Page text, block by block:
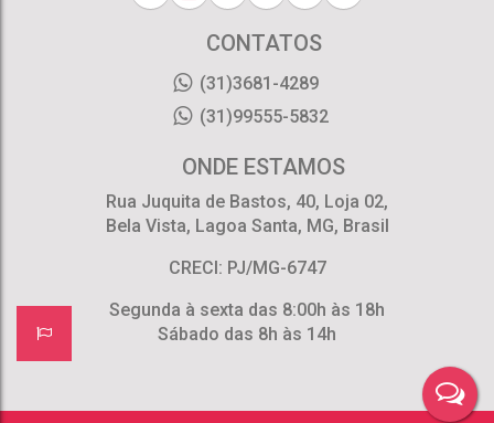
CONTATOS
(31)3681-4289
(31)99555-5832
ONDE ESTAMOS
Rua Juquita de Bastos, 40, Loja 02,
Bela Vista, Lagoa Santa, MG, Brasil
CRECI: PJ/MG-6747